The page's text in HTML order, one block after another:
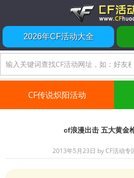
2026年CF活动大全
CF传说炽阳活动
cf浪漫出击 五大黄金
2013年5月23日 byCF活动专